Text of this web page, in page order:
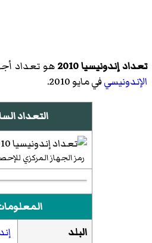
تعداد إندونيسيا 2010 هو تعداد
الإندونيسيفي مايو 2010.
التعداد
رمز الجهاز المركزي
البلد